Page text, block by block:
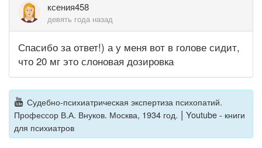
ксения458
девять года назад
Спасибо за ответ!) а у меня вот в голове сидит,
что 20 мг это слоновая дозировка
Судебно-психиатрическая экспертиза психопатий.
Профессор В.А. Внуков. Москва, 1934 год. | Youtube - книги
для психиатров